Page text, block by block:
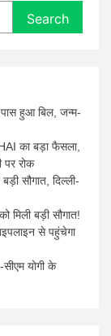
Search
हुआ बिल, जन्म-
का बड़ा फैसला,
पर रोक
सौगात, दिल्ली-
बड़ी सौगात!
से पहुंचेगा
योगी के